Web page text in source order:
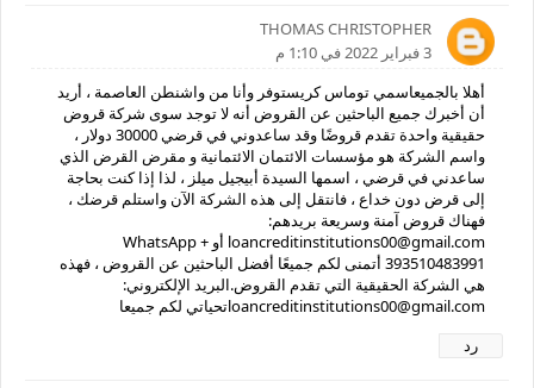
THOMAS CHRISTOPHER
3 فبراير 2022 في 1:10 م
أهلا بالجميعاسمي توماس كريستوفر وأنا من واشنطن العاصمة ، أريد
أن أخبرك جميع الباحثين عن القروض أنه لا توجد سوى شركة قروض
حقيقية واحدة تقدم قروضًا وقد ساعدوني في قرضي 30000 دولار ،
واسم الشركة هو مؤسسات الائتمان الائتمانية و مقرض القرض الذي
ساعدني في قرضي ، اسمها السيدة أبيجيل ميلز ، لذا إذا كنت بحاجة
إلى قرض دون خداع ، فانتقل إلى هذه الشركة الآن واستلم قرضك ،
فهناك قروض آمنة وسريعة بريدهم:
loancreditinstitutions00@gmail.com أو WhatsApp +
393510483991 أتمنى لكم جميعًا أفضل الباحثين عن القروض ، فهذه
هي الشركة الحقيقية التي تقدم القروض.البريد الإلكتروني:
loancreditinstitutions00@gmail.comتحياتي لكم جميعا
رد